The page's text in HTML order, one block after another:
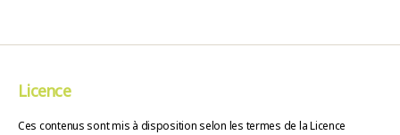
Licence
Ces contenus sont mis à disposition selon les termes de la Licence